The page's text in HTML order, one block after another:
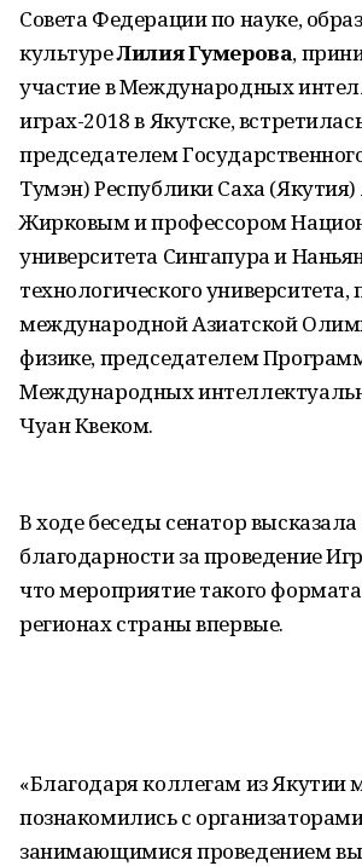
Совета Федерации по науке,
культуреЛилия Гумерова,
участие в Международных
играх-2018 в Якутске,
председателем
Тумэн) Республики Саха
Жирковым и профессором
университета Сингапура и
технологического
международной Азиатской
физике, председателем
Международных
Чуан Квеком.
В ходе беседы сенатор высказала
благодарности за проведение
что мероприятие такого формата
регионах страны впервые.
«Благодаря коллегам из Якутии
познакомились с
занимающимися проведением